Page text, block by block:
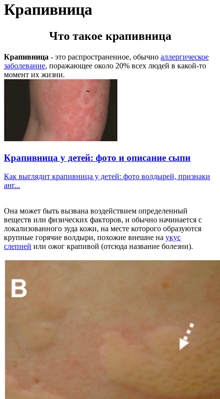
Крапивница
Что такое крапивница
Крапивница - это распространенное, обычно аллергическое
заболевание, поражающее около 20% всех людей в какой-то
момент их жизни.
Крапивница у детей: фото и описание сыпи
Как выглядит крапивница у детей: фото волдырей, признаки
анг...
Она может быть вызвана воздействием определенный
веществ или физических факторов, и обычно начинается с
локализованного зуда кожи, на месте которого образуются
крупные горячие волдыри, похожие внешне на укус
слепней или ожог крапивой (отсюда название болезни).